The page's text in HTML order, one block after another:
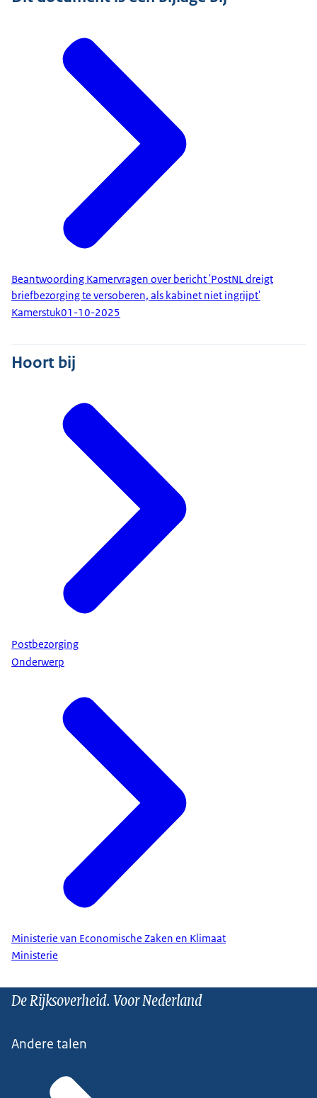
Beantwoording Kamervragen over bericht 'PostNL dreigt
briefbezorging te versoberen, als kabinet niet ingrijpt'
Kamerstuk01-10-2025
Hoort bij
Postbezorging
Onderwerp
Ministerie van Economische Zaken en Klimaat
Ministerie
De Rijksoverheid. Voor Nederland
Andere talen